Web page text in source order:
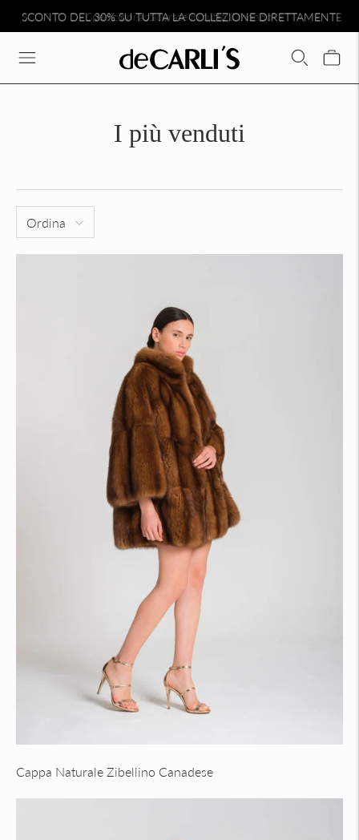
SCONTO DEL 30% SU TUTTA LA COLLEZIONE DIRETTAMENTE
I più venduti
Ordina
Cappa Naturale Zibellino Canadese